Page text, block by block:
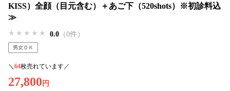
KISS）全顔（目元含む）＋あご下（520shots）※初診料込
≫
★★★★★
★★★★★
★★★★★ 0.0 （0件）
男女ＯＫ
＼ 64枚売れています／
27,800 円